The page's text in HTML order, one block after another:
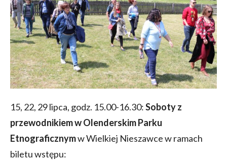
15, 22, 29 lipca, godz. 15.00-16.30:Soboty z
przewodnikiem w Olenderskim Parku
Etnograficznymw Wielkiej Nieszawce w ramach
biletu wstępu: